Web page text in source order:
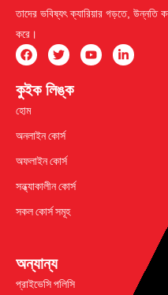
তাদের ভবিষ্যৎ ক্যারিয়ার গড়তে, উন্নতি
করে।
কুইক লিঙ্ক
হোম
অনলাইন কোর্স
অফলাইন কোর্স
সন্ধ্যাকালীন কোর্স
সকল কোর্স সমূহ
অন্যান্য
প্রাইভেসি পলিসি